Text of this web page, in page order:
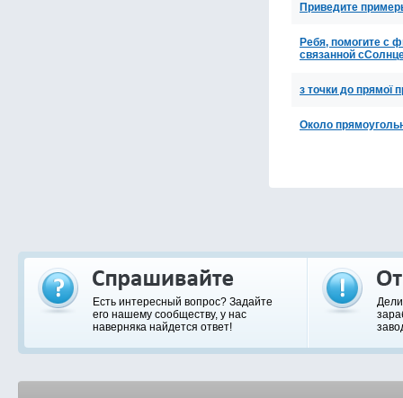
Приведите
Ребя, помогите с
связанной
з точки до прямої
Около
Есть интересный вопрос? Задайте
его нашему сообществу, у нас
наверняка найдется ответ!